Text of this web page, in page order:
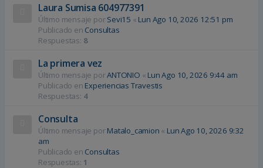
Laura Sumisa 604977391
Último mensaje porSevi15 « Lun Ago 10, 2026 12:51 pm
Publicado en Consultas
Respuestas: 8
La primera vez
Último mensaje porANTONIO « Lun Ago 10, 2026 9:44 am
Publicado en Experiencias Travestis
Respuestas: 4
Consulta
Último mensaje porMatalo_camion « Lun Ago 10, 2026 9:32
am
Publicado en Consultas
Respuestas: 1